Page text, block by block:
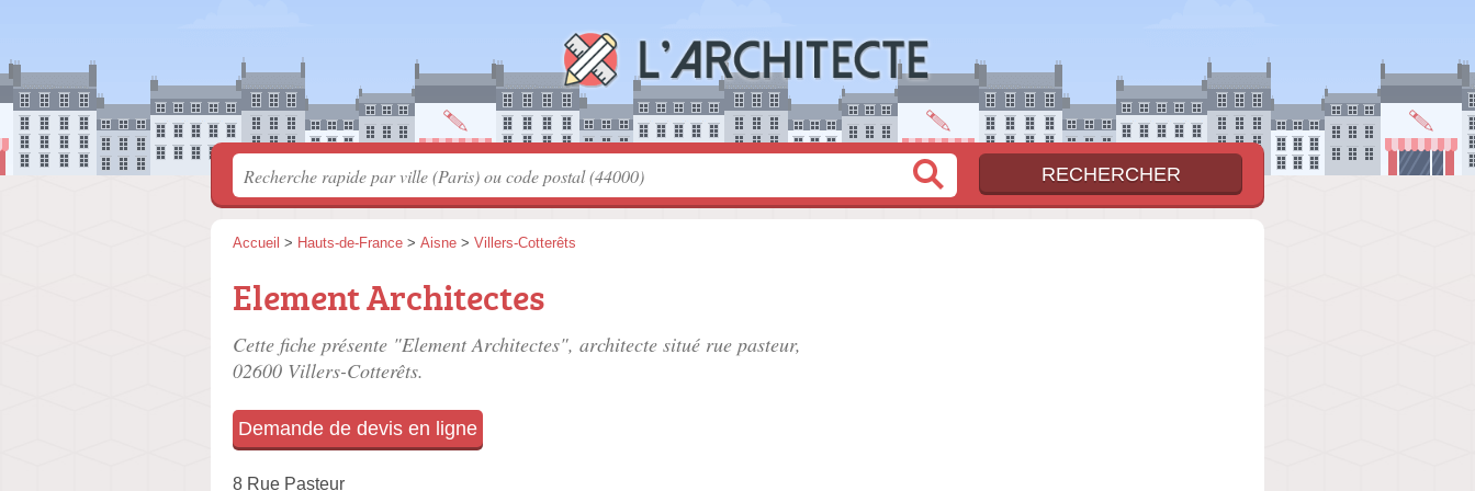
Accueil > Hauts-de-France > Aisne > Villers-Cotterêts
Element Architectes
Cette fiche présente "Element Architectes", architecte situé rue pasteur,
02600 Villers-Cotterêts.
Demande de devis en ligne
8 Rue Pasteur